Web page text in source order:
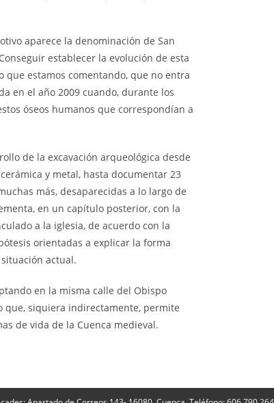
aparece la denominación de San
establecer la evolución de esta
estamos comentando, que no entra
en el año 2009 cuando, durante los
óseos humanos que correspondían a
de la excavación arqueológica desde
y metal, hasta documentar 23
más, desaparecidas a lo largo de
en un capítulo posterior, con la
a la iglesia, de acuerdo con la
orientadas a explicar la forma
actual.
en la misma calle del Obispo
que, siquiera indirectamente, permite
de vida de la Cuenca medieval.